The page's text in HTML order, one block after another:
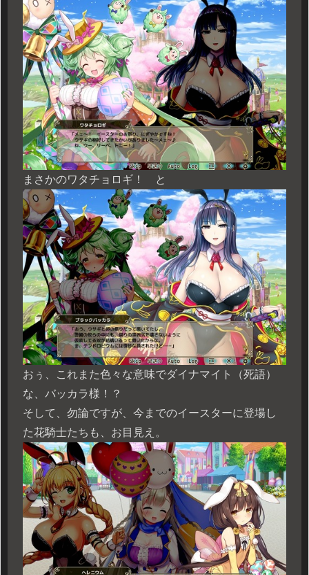
まさかのワタチョロギ！ と
おぅ、これまた色々な意味でダイナマイト（死語）
な、バッカラ様！？
そして、勿論ですが、今までのイースターに登場し
た花騎士たちも、お目見え。